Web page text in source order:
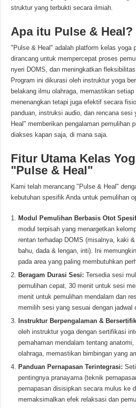
struktur yang terbukti secara ilmiah.
Apa itu Pulse & Heal?
"Pulse & Heal" adalah platform kelas yoga
dirancang untuk mempercepat proses
nyeri DOMS, dan meningkatkan
Program ini dikurasi oleh instruktur yoga
belakang ilmu olahraga, memastikan
menenangkan tetapi juga efektif secara
panduan, instruksi audio, dan rencana sesi
Heal" memberikan pengalaman pemulihan
diakses kapan saja, di mana saja.
Fitur Utama Kelas
"Pulse & Heal"
Kami telah merancang "Pulse & Heal"
kebutuhan spesifik Anda untuk pemulihan
Modul Pemulihan Berbasis Otot
modul terpisah yang menargetkan
rentan terhadap DOMS (misalnya, kaki
bahu, dada & lengan, inti). Ini
pada area yang paling membutuhkan
Beragam Durasi Sesi: Tersedia sesi
pemulihan cepat, 30 menit untuk sesi
menit untuk pemulihan mendalam dan
memilih sesi yang sesuai dengan jadwal
Instruktur Berpengalaman &
oleh instruktur yoga dengan sertifikasi
pemahaman mendalam tentang
olahraga, memastikan bimbingan yang
Panduan Pernapasan Terintegrasi:
pentingnya pranayama (teknik
pernapasan disisipkan secara mulus ke
memaksimalkan efek relaksasi dan